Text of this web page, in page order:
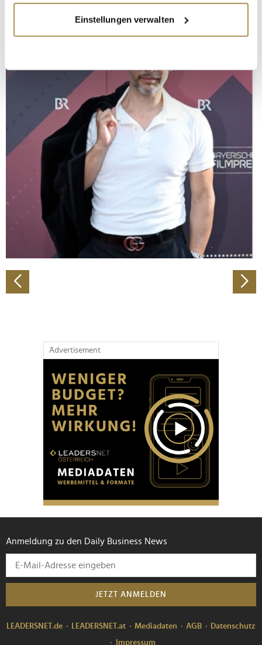
Informationen über Ihre geografische Lage
erfassen, welche bis auf einige Meter genau sein
bestimmten Merkmalen (Fingerprinting) identifizieren
Erfahren Sie mehr darüber, wie Ihre persönlichen Daten
verarbeitet werden, und legen Sie Ihre Präferenzen im
Abschnitt Einzelheitenfest.
Wir verwenden Cookies, um Inhalte und Anzeigen zu
personalisieren, Funktionen für soziale Medien anbieten
zu können und die Zugriffe auf unsere Website zu
analysieren. Außerdem geben wir Informationen zu Ihrer
Verwendung unserer Website an unsere Partner für
soziale Medien, Werbung und Analysen weiter. Unsere
Partner führen diese Informationen möglicherweise mit
weiteren Daten zusammen, die Sie ihnen bereitgestellt
gesammelt haben.
Einstellungen verwalten
Advertisement
Anmeldung zu den Daily Business News
JETZT ANMELDEN
LEADERSNET.de LEADERSNET.at Mediadaten AGB
Datenschutz
Impressum